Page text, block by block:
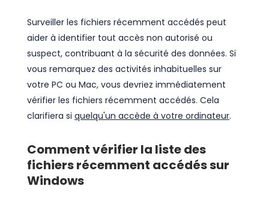
Surveiller les fichiers récemment accédés peut
aider à identifier tout accès non autorisé ou
suspect, contribuant à la sécurité des données. Si
vous remarquez des activités inhabituelles sur
votre PC ou Mac, vous devriez immédiatement
vérifier les fichiers récemment accédés. Cela
clarifiera si quelqu'un accède à votre ordinateur.
Comment vérifier la liste des
fichiers récemment accédés sur
Windows